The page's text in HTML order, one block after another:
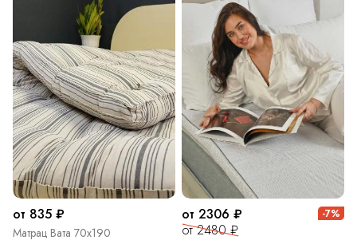
от 835 ₽
Матрац Вата 70х190
от 2306 ₽
от 2480 ₽
-7%